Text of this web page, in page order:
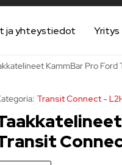
ja yhteystiedot Yritys
KammBar Pro
Transit Connect -